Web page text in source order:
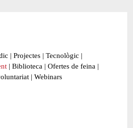
| Projectes | Tecnològic |
| Biblioteca | Ofertes de feina |
| Webinars